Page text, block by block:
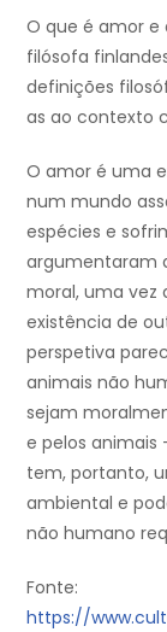
O que é amor e
filósofa
definições
as ao contexto
O amor é uma
num mundo
espécies e
argumentaram
moral, uma vez
existência de
perspetiva
animais não
sejam
e pelos
tem, portanto,
ambiental e
não humano
Fonte:
https://